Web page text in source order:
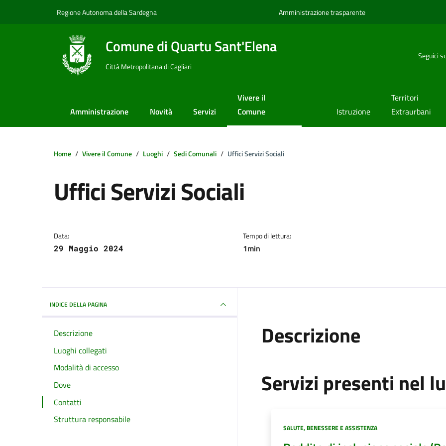
Regione Autonoma della Sardegna Amministrazione trasparente
Comune di Quartu Sant'Elena
Città Metropolitana di Cagliari
Seguici
Amministrazione Novità Servizi
Vivere il
Comune
Istruzione
Territori
Extraurbani
Home Vivere il Comune Luoghi Sedi Comunali Uffici Servizi Sociali
Uffici Servizi Sociali
Data:
29 Maggio 2024
Tempo di lettura:
1min
INDICE DELLA PAGINA
Descrizione
Luoghi collegati
Modalità di accesso
Dove
Contatti
Struttura responsabile
Descrizione
Servizi presenti nel
Categoria:
SALUTE, BENESSERE E ASSISTENZA